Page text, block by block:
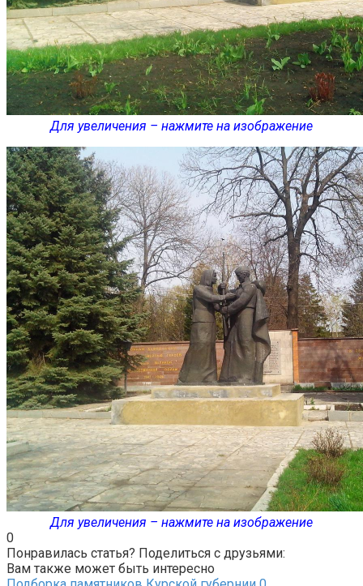
Для увеличения – нажмите на изображение
Для увеличения – нажмите на изображение
0
Понравилась статья? Поделиться с друзьями:
Вам также может быть интересно